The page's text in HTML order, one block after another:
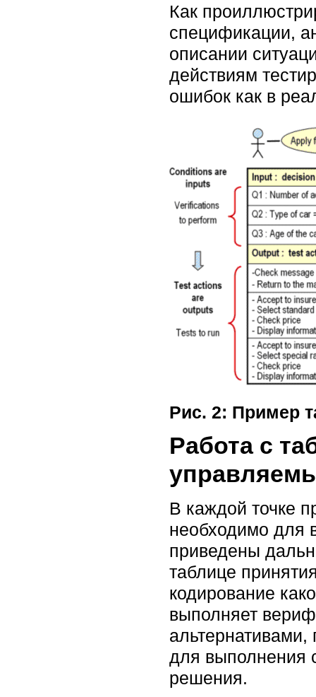
Как
спецификации,
описании
действиям
ошибок как в
Рис. 2: Пример
Работа с
В каждой точке
необходимо для
приведены
таблице
кодирование
выполняет
для выполнения
решения.